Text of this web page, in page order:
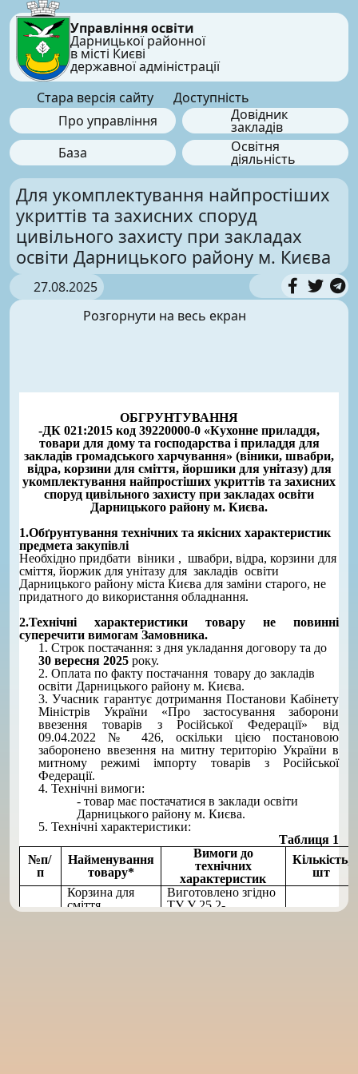
Управління освіти
Дарницької районної
в місті Києві
державної адміністрації
Стара версія сайту
Доступність
Про управління
Довідник
закладів
База
Освітня
діяльність
Для укомплектування найпростіших
укриттів та захисних споруд
цивільного захисту при закладах
освіти Дарницького району м. Києва
27.08.2025
Розгорнути на весь екран